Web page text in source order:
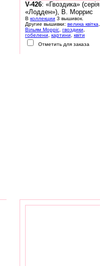
V-426: «Гвоздика» (серія
«Лодден»), В. Моррис
В коллекции 3 вышивок.
Другие вышивки: велика квітка,
Вільям Морріс, гвоздики,
гобелени, картини, квіти
Отметить для заказа